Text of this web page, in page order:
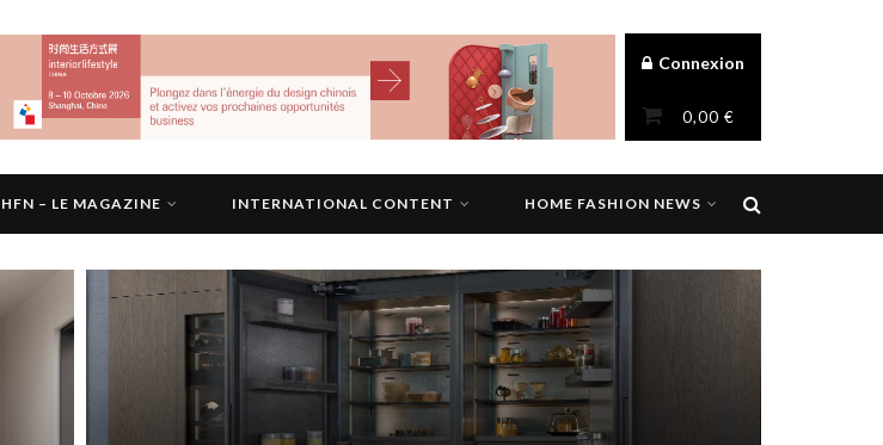
Connexion
0,00 €
HFN – LE MAGAZINE INTERNATIONAL CONTENT HOME FASHION NEWS